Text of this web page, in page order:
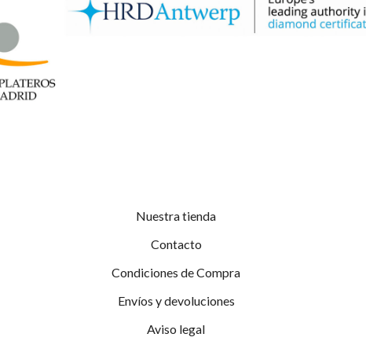
Nuestra tienda
Contacto
Condiciones de Compra
Envíos y devoluciones
Aviso legal